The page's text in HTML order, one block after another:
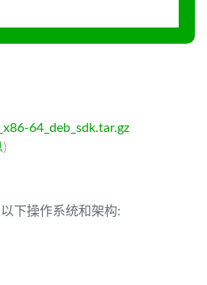
64_deb_sdk.tar.gz
)
下操作系统和架构: